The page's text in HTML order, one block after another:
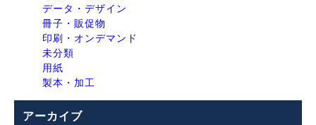
データ・デザイン
冊子・販促物
印刷・オンデマンド
未分類
用紙
製本・加工
アーカイブ